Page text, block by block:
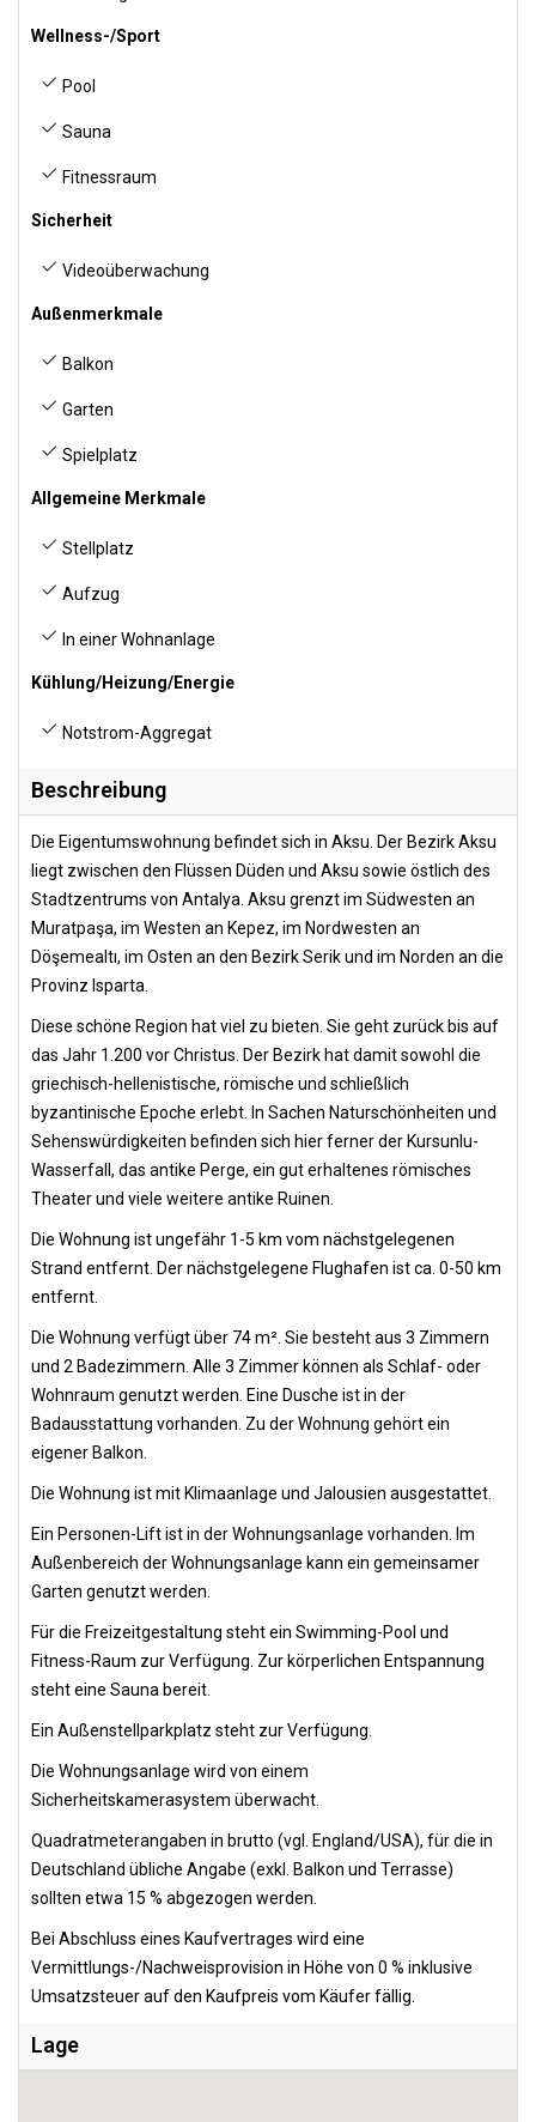
Wellness-/Sport
Pool
Sauna
Fitnessraum
Sicherheit
Videoüberwachung
Außenmerkmale
Balkon
Garten
Spielplatz
Allgemeine Merkmale
Stellplatz
Aufzug
In einer Wohnanlage
Kühlung/Heizung/Energie
Notstrom-Aggregat
Beschreibung
Die Eigentumswohnung befindet sich in Aksu. Der Bezirk Aksu
liegt zwischen den Flüssen Düden und Aksu sowie östlich des
Stadtzentrums von Antalya. Aksu grenzt im Südwesten an
Muratpaşa, im Westen an Kepez, im Nordwesten an
Döşemealtı, im Osten an den Bezirk Serik und im Norden an die
Provinz Isparta.
Diese schöne Region hat viel zu bieten. Sie geht zurück bis auf
das Jahr 1.200 vor Christus. Der Bezirk hat damit sowohl die
griechisch-hellenistische, römische und schließlich
byzantinische Epoche erlebt. In Sachen Naturschönheiten und
Sehenswürdigkeiten befinden sich hier ferner der Kursunlu-
Wasserfall, das antike Perge, ein gut erhaltenes römisches
Theater und viele weitere antike Ruinen.
Die Wohnung ist ungefähr 1-5 km vom nächstgelegenen
Strand entfernt. Der nächstgelegene Flughafen ist ca. 0-50 km
entfernt.
Die Wohnung verfügt über 74 m². Sie besteht aus 3 Zimmern
und 2 Badezimmern. Alle 3 Zimmer können als Schlaf- oder
Wohnraum genutzt werden. Eine Dusche ist in der
Badausstattung vorhanden. Zu der Wohnung gehört ein
eigener Balkon.
Die Wohnung ist mit Klimaanlage und Jalousien ausgestattet.
Ein Personen-Lift ist in der Wohnungsanlage vorhanden. Im
Außenbereich der Wohnungsanlage kann ein gemeinsamer
Garten genutzt werden.
Für die Freizeitgestaltung steht ein Swimming-Pool und
Fitness-Raum zur Verfügung. Zur körperlichen Entspannung
steht eine Sauna bereit.
Ein Außenstellparkplatz steht zur Verfügung.
Die Wohnungsanlage wird von einem
Sicherheitskamerasystem überwacht.
Quadratmeterangaben in brutto (vgl. England/USA), für die in
Deutschland übliche Angabe (exkl. Balkon und Terrasse)
sollten etwa 15 % abgezogen werden.
Bei Abschluss eines Kaufvertrages wird eine
Vermittlungs-/Nachweisprovision in Höhe von 0 % inklusive
Umsatzsteuer auf den Kaufpreis vom Käufer fällig.
Lage